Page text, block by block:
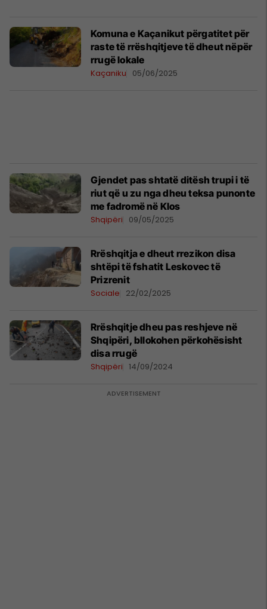
Komuna e Kaçanikut përgatitet për
raste të rrëshqitjeve të dheut nëpër
rrugë lokale
Kaçaniku 05/06/2025
Gjendet pas shtatë ditësh trupi i të
riut që u zu nga dheu teksa punonte
me fadromë në Klos
Shqipëri 09/05/2025
Rrëshqitja e dheut rrezikon disa
shtëpi të fshatit Leskovec të
Prizrenit
Sociale 22/02/2025
Rrëshqitje dheu pas reshjeve në
Shqipëri, bllokohen përkohësisht
disa rrugë
Shqipëri 14/09/2024